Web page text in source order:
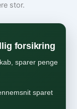
stor.
forsikring
sparer penge
sparet